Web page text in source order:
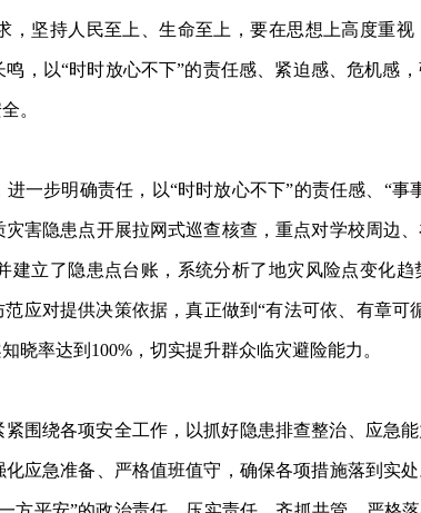
坚持人民至上、生命至上，要在思想上高度重
，以“时时放心不下”的责任感、紧迫感、危机感
。
一步明确责任，以“时时放心不下”的责任感、“事
害隐患点开展拉网式巡查核查，重点对学校周边
立了隐患点台账，系统分析了地灾风险点变化
应对提供决策依据，真正做到“有法可依、有章可
晓率达到100%，切实提升群众临灾避险能力。
围绕各项安全工作，以抓好隐患排查整治、应急
应急准备、严格值班值守，确保各项措施落到实